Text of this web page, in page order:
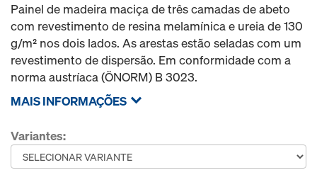
Painel de madeira maciça de três camadas de abeto
com revestimento de resina melamínica e ureia de 130
g/m² nos dois lados. As arestas estão seladas com um
revestimento de dispersão. Em conformidade com a
norma austríaca (ÖNORM) B 3023.
MAIS INFORMAÇÕES
Variantes: